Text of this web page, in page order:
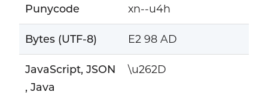
Punycode xn--u4h
Bytes (UTF-8) E2 98 AD
JavaScript, JSON
, Java
\u262D